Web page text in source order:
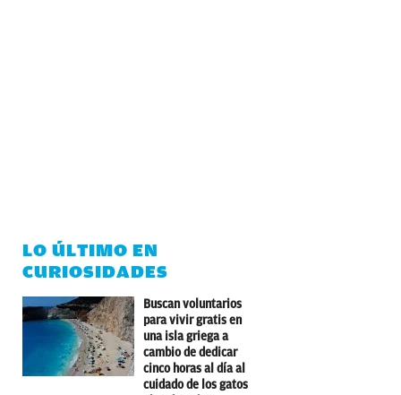
LO ÚLTIMO EN
CURIOSIDADES
Buscan voluntarios
para vivir gratis en
una isla griega a
cambio de dedicar
cinco horas al día al
cuidado de los gatos